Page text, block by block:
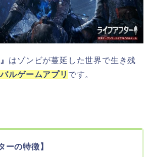
はゾンビが蔓延した世界で生き残
ルゲームアプリ です。
ーの特徴】